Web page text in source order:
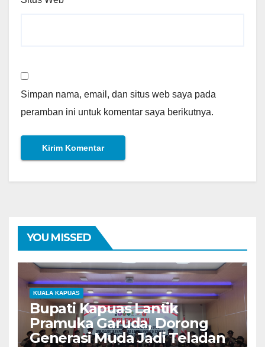
Simpan nama, email, dan situs web saya pada
peramban ini untuk komentar saya berikutnya.
YOU MISSED
KUALA KAPUAS
Bupati Kapuas Lantik
Pramuka Garuda, Dorong
Generasi Muda Jadi Teladan